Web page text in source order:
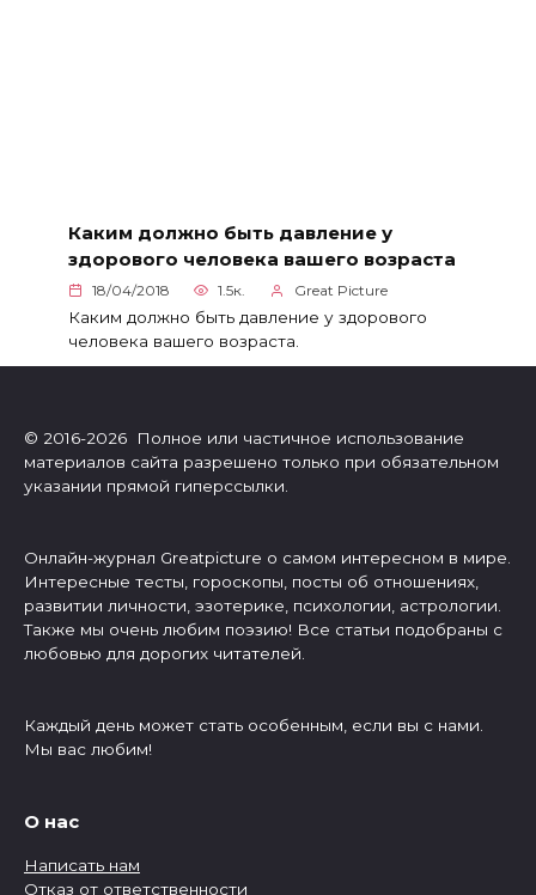
Каким должно быть давление у
здорового человека вашего возраста
18/04/2018 1.5к. Great Picture
Каким должно быть давление у здорового
человека вашего возраста.
© 2016-2026 Полное или частичное использование
материалов сайта разрешено только при обязательном
указании прямой гиперссылки.
Онлайн-журнал Greatpicture о самом интересном в мире.
Интересные тесты, гороскопы, посты об отношениях,
развитии личности, эзотерике, психологии, астрологии.
Также мы очень любим поэзию! Все статьи подобраны с
любовью для дорогих читателей.
Каждый день может стать особенным, если вы с нами.
Мы вас любим!
О нас
Написать нам
Отказ от ответственности